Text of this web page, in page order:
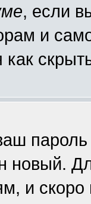
, если
и
как
новый.
и